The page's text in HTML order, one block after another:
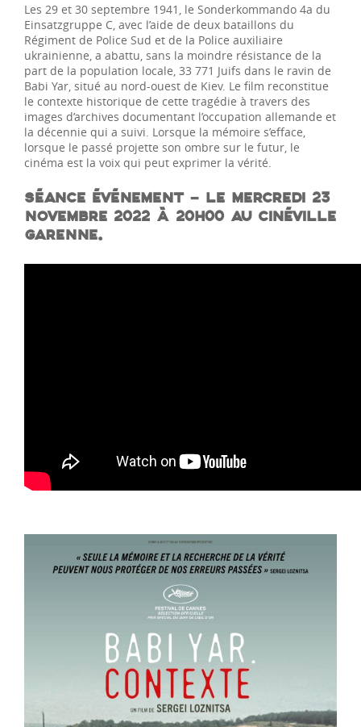
Les 29 et 30 septembre 1941, le Sonderkommando 4a du
Einsatzgruppe C, avec l’aide de deux bataillons du
Régiment de Police Sud et de la Police auxiliaire
ukrainienne, a abattu, sans la moindre résistance de la
part de la population locale, 33 771 Juifs dans le ravin de
Babi Yar, situé au nord-ouest de Kiev. Le film reconstitue
le contexte historique de cette tragédie à travers des
images d’archives documentant l’occupation allemande et
la décennie qui a suivi. Lorsque la mémoire s’efface,
lorsque le passé projette son ombre sur le futur, le
cinéma est la voix qui peut exprimer la vérité.
SÉANCE ÉVÉNEMENT – LE MERCREDI 23
NOVEMBRE 2022 À 20H00 AU CINÉVILLE
GARENNE.